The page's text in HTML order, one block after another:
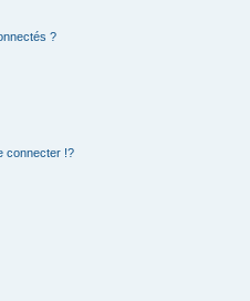
?
connecter !?